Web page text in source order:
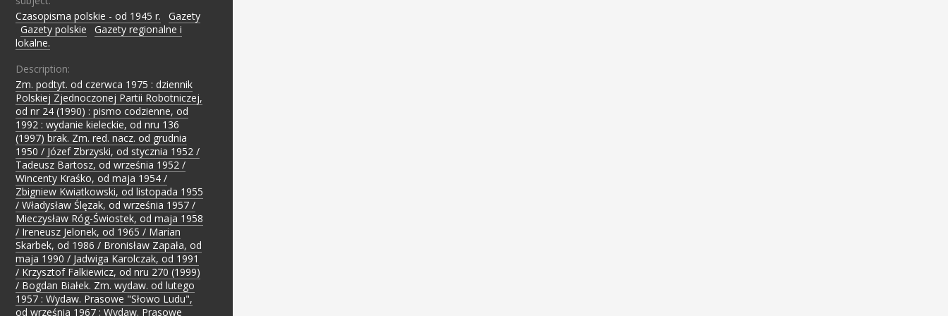
Czasopisma polskie - od 1945 r.
Gazety
Gazety polskie
Gazety regionalne i
lokalne.
Description:
Zm. podtyt. od czerwca 1975 : dziennik
Polskiej Zjednoczonej Partii Robotniczej,
od nr 24 (1990) : pismo codzienne, od
1992 : wydanie kieleckie, od nru 136
(1997) brak. Zm. red. nacz. od grudnia
1950 / Józef Zbrzyski, od stycznia 1952 /
Tadeusz Bartosz, od września 1952 /
Wincenty Kraśko, od maja 1954 /
Zbigniew Kwiatkowski, od listopada 1955
/ Władysław Ślęzak, od września 1957 /
Mieczysław Róg-Świostek, od maja 1958
/ Ireneusz Jelonek, od 1965 / Marian
Skarbek, od 1986 / Bronisław Zapała, od
maja 1990 / Jadwiga Karolczak, od 1991
/ Krzysztof Falkiewicz, od nru 270 (1999)
/ Bogdan Białek. Zm. wydaw. od lutego
1957 : Wydaw. Prasowe "Słowo Ludu",
od września 1967 : Wydaw. Prasowe